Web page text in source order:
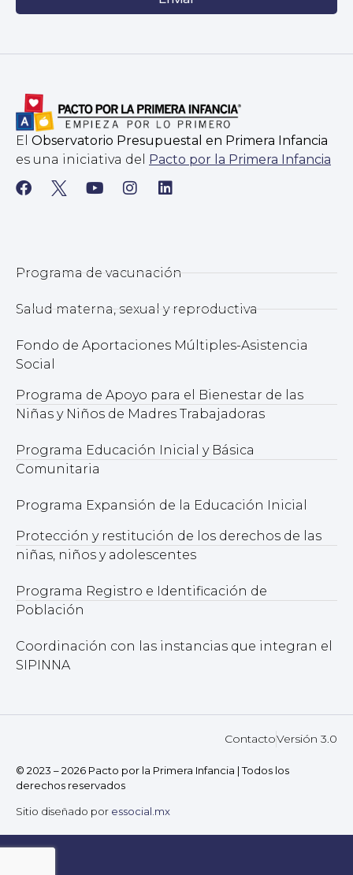
El Observatorio Presupuestal en Primera Infancia
es una iniciativa del Pacto por la Primera Infancia
Programa de vacunación
Salud materna, sexual y reproductiva
Fondo de Aportaciones Múltiples-Asistencia
Social
Programa de Apoyo para el Bienestar de las
Niñas y Niños de Madres Trabajadoras
Programa Educación Inicial y Básica
Comunitaria
Programa Expansión de la Educación Inicial
Protección y restitución de los derechos de las
niñas, niños y adolescentes
Programa Registro e Identificación de
Población
Coordinación con las instancias que integran el
SIPINNA
© 2023 – 2026 Pacto por la Primera Infancia | Todos los
derechos reservados
Sitio diseñado por essocial.mx
ContactoVersión 3.0